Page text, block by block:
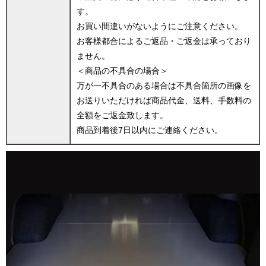
す。
お買い間違いがないようにご注意ください。
お客様都合によるご返品・ご返金は承っており
ません。
＜商品の不具合の場合＞
万が一不具合のある場合は不具合箇所の画像を
お送りいただければ商品代金、送料、手数料の
全額をご返金致します。
商品到着後7日以内にご連絡ください。